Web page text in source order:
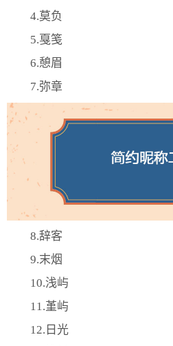
4.莫负
5.戛笺
6.憩眉
7.弥章
8.辞客
9.末烟
10.浅屿
​11.堇屿
12.日光